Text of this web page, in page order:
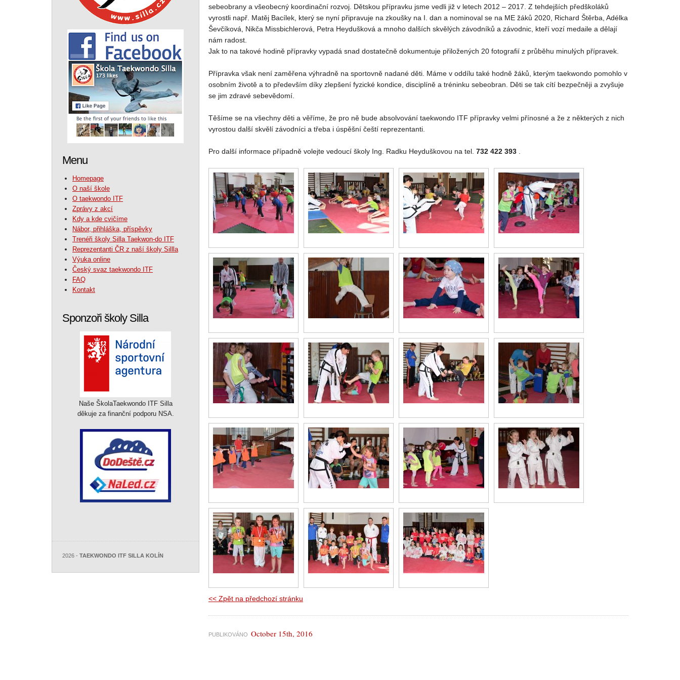
Menu
Homepage
O naší škole
O taekwondo ITF
Zprávy z akcí
Kdy a kde cvičíme
Nábor, přihláška, příspěvky
Trenéři školy Silla Taekwon-do ITF
Reprezentanti ČR z naší školy Sillla
Výuka online
Český svaz taekwondo ITF
FAQ
Kontakt
Sponzoři školy Silla
Naše ŠkolaTaekwondo ITF Silla
děkuje za finanční podporu NSA.
2026 - TAEKWONDO ITF SILLA KOLÍN
sebeobrany a všeobecný koordinační rozvoj. Dětskou přípravku jsme vedli již v letech 2012 – 2017. Z tehdejších předškoláků
vyrostli např. Matěj Bacílek, který se nyní připravuje na zkoušky na I. dan a nominoval se na ME žáků 2020, Richard Štěrba, Adélka
Ševčíková, Nikča Missbichlerová, Petra Heydušková a mnoho dalších skvělých závodníků a závodnic, kteří vozí medaile a dělají
nám radost.
Jak to na takové hodině přípravky vypadá snad dostatečně dokumentuje přiložených 20 fotografií z průběhu minulých přípravek.
Přípravka však není zaměřena výhradně na sportovně nadané děti. Máme v oddílu také hodně žáků, kterým taekwondo pomohlo v
osobním životě a to především díky zlepšení fyzické kondice, disciplíně a tréninku sebeobran. Děti se tak cítí bezpečněji a zvyšuje
se jim zdravé sebevědomí.
Těšíme se na všechny děti a věříme, že pro ně bude absolvování taekwondo ITF přípravky velmi přínosné a že z některých z nich
vyrostou další skvělí závodníci a třeba i úspěšní čeští reprezentanti.
Pro další informace případně volejte vedoucí školy Ing. Radku Heyduškovou na tel. 732 422 393
<< Zpět na předchozí stránku
PUBLIKOVÁNO October 15th, 2016